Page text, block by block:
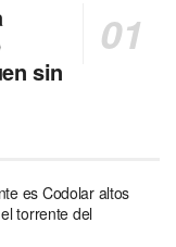
sin
es Codolar altos
torrente del